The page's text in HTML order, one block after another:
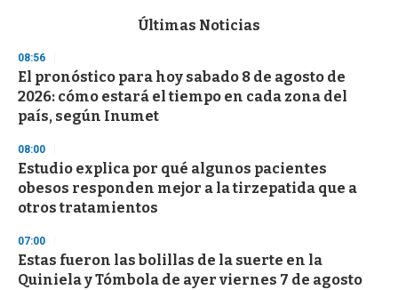
d
s
o
f
3
s
e
c
o
n
Últimas Noticias
08:56
El pronóstico para hoy sabado 8 de agosto de
2026: cómo estará el tiempo en cada zona del
país, según Inumet
08:00
Estudio explica por qué algunos pacientes
obesos responden mejor a la tirzepatida que a
otros tratamientos
07:00
Estas fueron las bolillas de la suerte en la
Quiniela y Tómbola de ayer viernes 7 de agosto